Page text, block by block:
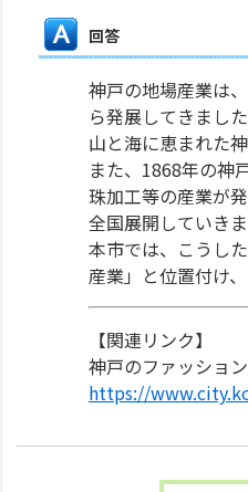
回答
神戸の地場産業は
ら発展してきました
山と海に恵まれた
また、1868年の神
珠加工等の産業が
全国展開していきま
本市では、こうし
産業」と位置付け
【関連リンク】
神戸のファッショ
https://